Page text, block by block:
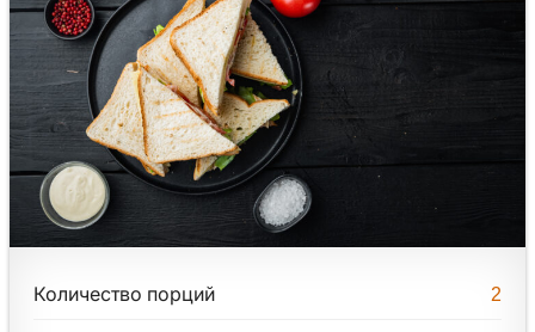
Количество порций 2